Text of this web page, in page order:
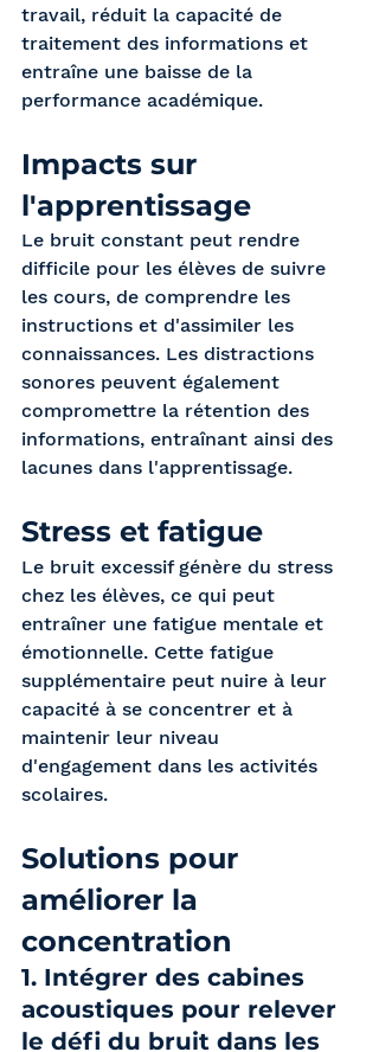
travail, réduit la capacité de
traitement des informations et
entraîne une baisse de la
performance académique.
Impacts sur
l'apprentissage
Le bruit constant peut rendre
difficile pour les élèves de suivre
les cours, de comprendre les
instructions et d'assimiler les
connaissances. Les distractions
sonores peuvent également
compromettre la rétention des
informations, entraînant ainsi des
lacunes dans l'apprentissage.
Stress et fatigue
Le bruit excessif génère du stress
chez les élèves, ce qui peut
entraîner une fatigue mentale et
émotionnelle. Cette fatigue
supplémentaire peut nuire à leur
capacité à se concentrer et à
maintenir leur niveau
d'engagement dans les activités
scolaires.
Solutions pour
améliorer la
concentration
1. Intégrer des cabines
acoustiques pour relever
le défi du bruit dans les